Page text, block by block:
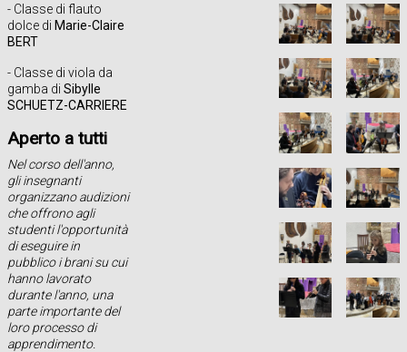
- Classe di flauto
dolce di Marie-Claire
BERT
- Classe di viola da
gamba di Sibylle
SCHUETZ-CARRIERE
Aperto a tutti
Nel corso dell'anno,
gli insegnanti
organizzano audizioni
che offrono agli
studenti l'opportunità
di eseguire in
pubblico i brani su cui
hanno lavorato
durante l'anno, una
parte importante del
loro processo di
apprendimento.